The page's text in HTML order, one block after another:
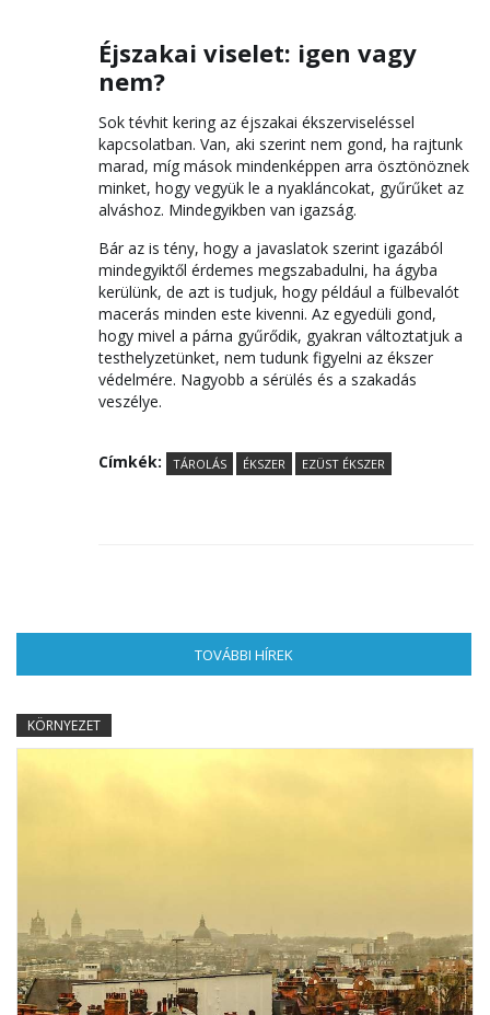
Éjszakai viselet: igen vagy
nem?
Sok tévhit kering az éjszakai ékszerviseléssel
kapcsolatban. Van, aki szerint nem gond, ha rajtunk
marad, míg mások mindenképpen arra ösztönöznek
minket, hogy vegyük le a nyakláncokat, gyűrűket az
alváshoz. Mindegyikben van igazság.
Bár az is tény, hogy a javaslatok szerint igazából
mindegyiktől érdemes megszabadulni, ha ágyba
kerülünk, de azt is tudjuk, hogy például a fülbevalót
macerás minden este kivenni. Az egyedüli gond,
hogy mivel a párna gyűrődik, gyakran változtatjuk a
testhelyzetünket, nem tudunk figyelni az ékszer
védelmére. Nagyobb a sérülés és a szakadás
veszélye.
Címkék: TÁROLÁS ÉKSZER EZÜST ÉKSZER
TOVÁBBI HÍREK
KÖRNYEZET